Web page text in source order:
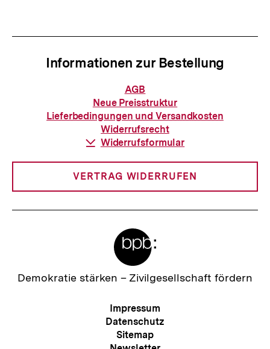
Informationen zur Bestellung
Informationen
zur
Bestellung
AGB
Neue Preisstruktur
Lieferbedingungen und Versandkosten
Widerrufsrecht
Download-
Widerrufsformular
VERTRAG WIDERRUFEN
Zur
Demokratie stärken – Zivilgesellschaft fördern
Meta-
Navigation
Impressum
Datenschutz
Sitemap